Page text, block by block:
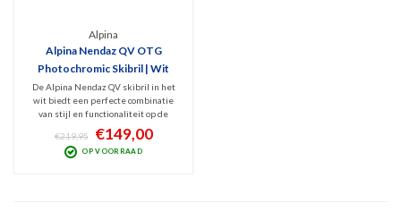
Alpina
Alpina Nendaz QV OTG
Photochromic Skibril | Wit
De Alpina Nendaz QV skibril in het
wit biedt een perfecte combinatie
van stijl en functionaliteit op de
piste. Met zijn eigentijdse ontwerp,
geavanceerde technologie en
meekleurende lens zorgt deze bril
€219,95 €149,00
OP VOORRAAD